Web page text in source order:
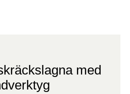
med